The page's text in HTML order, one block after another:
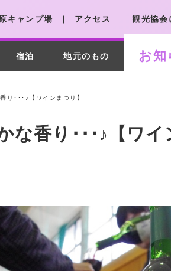
キャンプ場 アクセス 観光協会
宿泊 地元のもの お知
り･･･♪【ワインまつり】
な香り･･･♪【ワイ